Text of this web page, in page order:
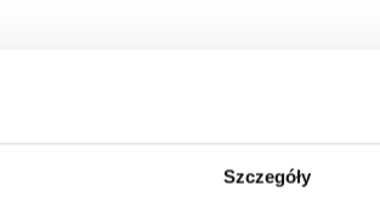
Szczegóły